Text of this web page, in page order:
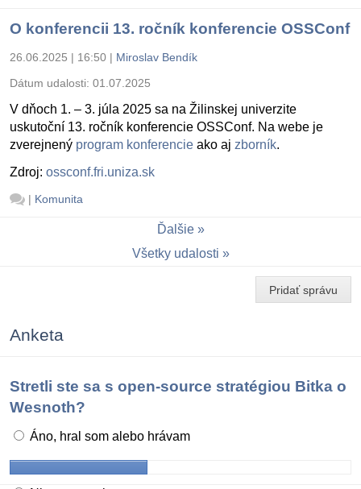
O konferencii 13. ročník konferencie OSSConf
26.06.2025 | 16:50 | Miroslav Bendík
Dátum udalosti: 01.07.2025
V dňoch 1. – 3. júla 2025 sa na Žilinskej univerzite
uskutoční 13. ročník konferencie OSSConf. Na webe je
zverejnený program konferencie ako aj zborník.
Zdroj: ossconf.fri.uniza.sk
| Komunita
Ďalšie
Všetky udalosti
Pridať správu
Anketa
Stretli ste sa s open-source stratégiou Bitka o
Wesnoth?
Áno, hral som alebo hrávam